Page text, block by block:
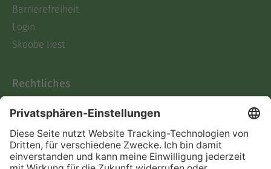
Barrierefreiheit
Login
Skoobe liest
Rechtliches
AGB
Informationen nach Data
Act